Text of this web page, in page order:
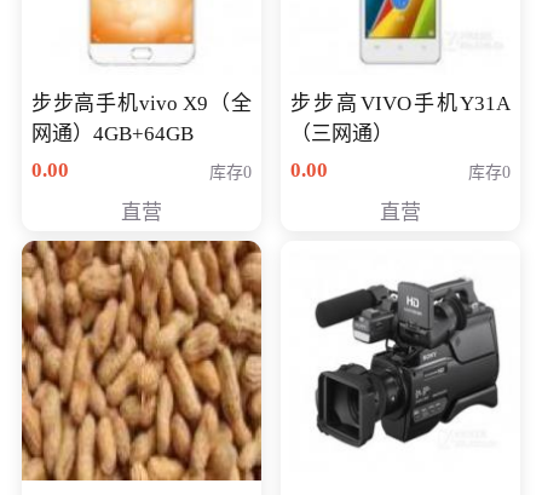
步步高手机vivo X9（全
网通）4GB+64GB
0.00
库存0
直营
步步高VIVO手机Y31A
（三网通）
0.00
库存0
直营